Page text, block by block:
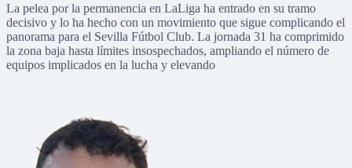
La pelea por la permanencia en LaLiga ha entrado en su tramo
decisivo y lo ha hecho con un movimiento que sigue complicando el
panorama para el Sevilla Fútbol Club. La jornada 31 ha comprimido
la zona baja hasta límites insospechados, ampliando el número de
equipos implicados en la lucha y elevando